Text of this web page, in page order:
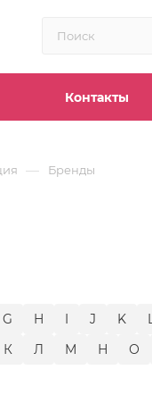
Контакты
— Бренды
G H I J K L
К Л М Н О